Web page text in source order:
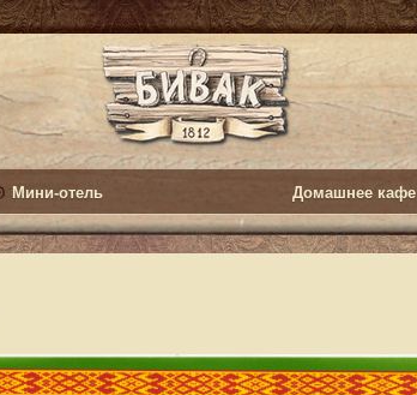
Мини-отель Домашнее кафе